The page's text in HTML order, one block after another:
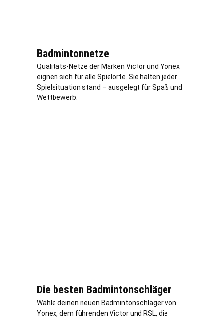
Badmintonnetze
Qualitäts-Netze der Marken Victor und Yonex
eignen sich für alle Spielorte. Sie halten jeder
Spielsituation stand – ausgelegt für Spaß und
Wettbewerb.
Die besten Badmintonschläger
Wähle deinen neuen Badmintonschläger von
Yonex, dem führenden Victor und RSL, die